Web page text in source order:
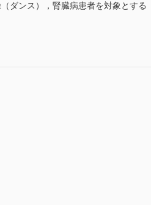
ダンス），腎臓病患者を対象とする